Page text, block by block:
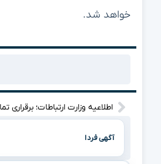
خواهد شد.
آگهی فردا